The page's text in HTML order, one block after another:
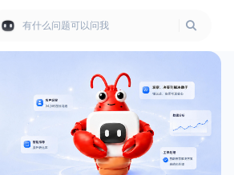
有什么问题可以问我
- 商家数字化经营系